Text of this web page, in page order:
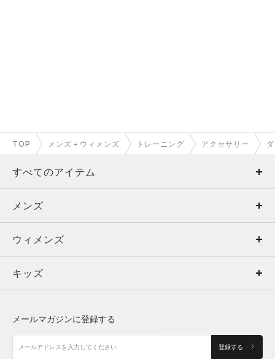
TOP メンズ＋ウィメンズ トレーニング アクセサリー
すべてのアイテム
メンズ
ウィメンズ
キッズ
アクセサリー
メンズ
トップス
ボトムス
アクセサリー
ウィメンズ
トップス
シューズ
キッズ
メールマガジンに登録する
登録する